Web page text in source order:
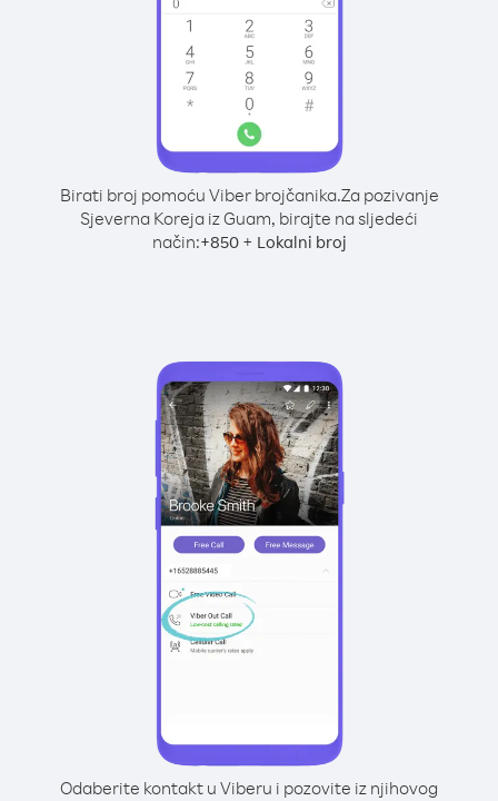
Birati broj pomoću Viber brojčanika.Za pozivanje
Sjeverna Koreja iz Guam, birajte na sljedeći
način:+850+ Lokalni broj
Odaberite kontakt u Viberu i pozovite iz njihovog